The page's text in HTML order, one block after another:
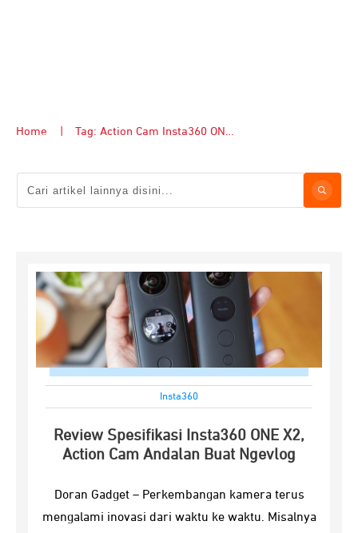
Home Tag: Action Cam Insta360 ONE X2
Insta360
Review Spesifikasi Insta360 ONE X2,
Action Cam Andalan Buat Ngevlog
Doran Gadget – Perkembangan kamera terus
mengalami inovasi dari waktu ke waktu. Misalnya